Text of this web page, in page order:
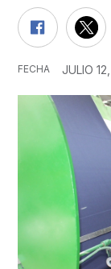
FECHA JULIO